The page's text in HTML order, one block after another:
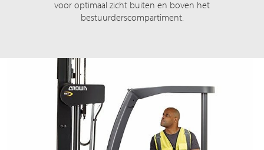
voor optimaal zicht buiten en boven het
bestuurderscompartiment.